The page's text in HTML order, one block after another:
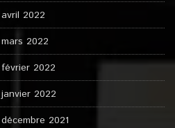
avril 2022
mars 2022
février 2022
janvier 2022
décembre 2021